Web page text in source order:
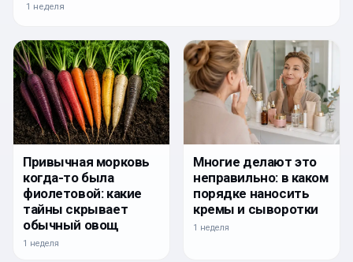
1 неделя
Привычная морковь
когда-то была
фиолетовой: какие
тайны скрывает
обычный овощ
1 неделя
Многие делают это
неправильно: в каком
порядке наносить
кремы и сыворотки
1 неделя